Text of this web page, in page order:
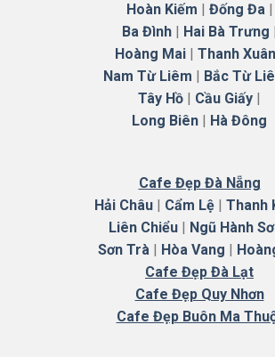
Hoàn Kiếm
Đống Đa|
Ba Đình| Hai Bà Trưng
Hoàng Mai
Thanh Xuân
Nam Từ Liêm
Bắc Từ
Tây Hồ
Cầu Giấy
Long Biên
Hà Đông
Cafe Đẹp Đà Nẵng
Hải Châu| Cẩm Lệ| Thanh
Liên Chiểu
Ngũ Hành
Sơn Trà
Hòa Vang
Cafe Đẹp Đà Lạt
Cafe Đẹp Quy Nhơn
Cafe Đẹp Buôn Ma